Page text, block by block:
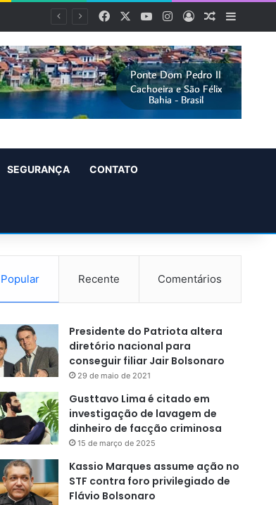
FacebookYouTubeInstagram
EntrarArtigo
SEGURANÇA CONTATO
Popular Recente Comentários
Presidente do Patriota altera
diretório nacional para
conseguir filiar Jair Bolsonaro
29 de maio de 2021
Gusttavo Lima é citado em
investigação de lavagem de
dinheiro de facção criminosa
15 de março de 2025
Kassio Marques assume ação no
STF contra foro privilegiado de
Flávio Bolsonaro